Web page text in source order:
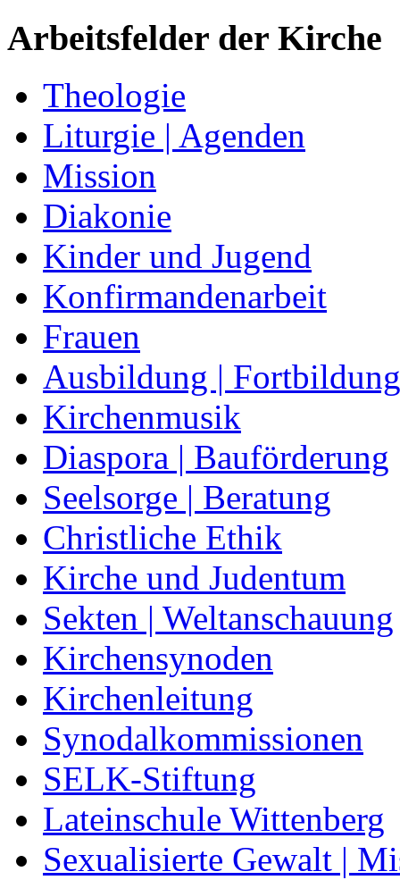
Arbeitsfelder der Kirche
Theologie
Liturgie | Agenden
Mission
Diakonie
Kinder und Jugend
Konfirmandenarbeit
Frauen
Ausbildung | Fortbildung
Kirchenmusik
Diaspora | Bauförderung
Seelsorge | Beratung
Christliche Ethik
Kirche und Judentum
Sekten | Weltanschauung
Kirchensynoden
Kirchenleitung
Synodalkommissionen
SELK-Stiftung
Lateinschule Wittenberg
Sexualisierte Gewalt |